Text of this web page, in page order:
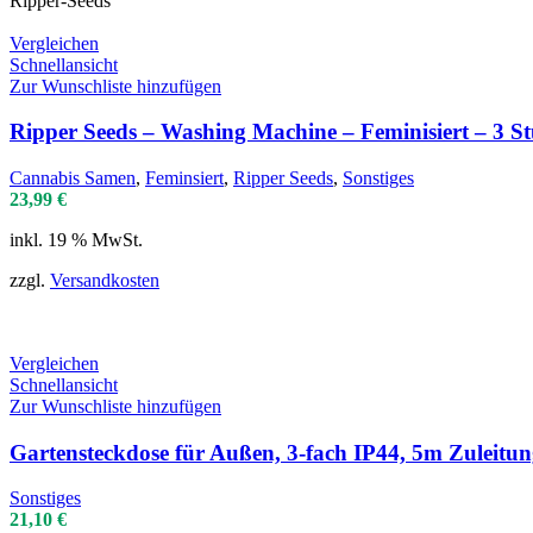
Vergleichen
Schnellansicht
Zur Wunschliste hinzufügen
Ripper Seeds – Washing Machine – Feminisiert – 3
Cannabis Samen, Feminsiert, Ripper Seeds, Sonstiges
23,99 €
inkl. 19 % MwSt.
zzgl. Versandkosten
Vergleichen
Schnellansicht
Zur Wunschliste hinzufügen
Gartensteckdose für Außen, 3-fach IP44, 5m
Sonstiges
21,10 €